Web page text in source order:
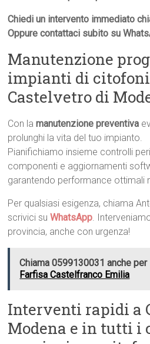
Chiedi un intervento immediato
Oppure contattaci subito su
Manutenzione
impianti di
Castelvetro di
Con lamanutenzione preventiva
prolunghi la vita del tuo impianto.
Pianifichiamo insieme controlli
componenti e aggiornamenti
garantendo performance ottimali
Per qualsiasi esigenza, chiama
scrivici suWhatsApp.
provincia, anche con urgenza!
Chiama 0599130031 anche per
Farfisa Castelfranco Emilia
Interventi rapidi a
Modena e in tutti i